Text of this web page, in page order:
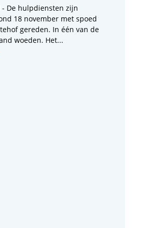
- De hulpdiensten zijn
18 november met spoed
gereden. In één van de
woeden. Het...